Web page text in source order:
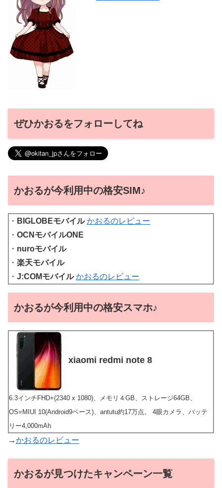
ぜひかおるをフォローしてね
かおるが今利用中の格安SIM♪
・ BIGLOBEモバイル かおるのレビュー
・ OCNモバイルONE
・ nuroモバイル
・ 楽天モバイル
・ J:COMモバイル かおるのレビュー
かおるが今利用中の格安スマホ♪
xiaomi redmi note 8
6.3インチFHD+(2340 x 1080)、メモリ４GB、ストレージ64GB、
OS=MIUI 10(Android9ベース)、antutu約17万点。 4眼カメラ、バッテ
リー4,000mAh
→かおるのレビュー
かおるが見つけたキャンペーン一覧